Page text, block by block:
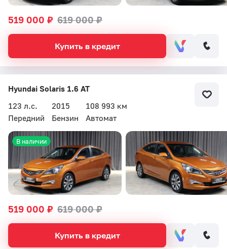
519 000 ₽ 619 000 ₽
Купить в кредит
Hyundai Solaris 1.6 AT
123 л.с.
2015
108 993 км
Передний
Бензин Автомат
519 000 ₽ 619 000 ₽
В наличии
Купить в кредит